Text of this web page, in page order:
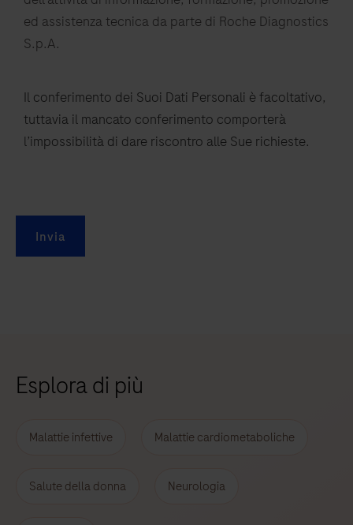
ed assistenza tecnica da parte di Roche Diagnostics
S.p.A.
Il conferimento dei Suoi Dati Personali è facoltativo,
tuttavia il mancato conferimento comporterà
l’impossibilità di dare riscontro alle Sue richieste.
Invia
Esplora di più
Malattie infettive Malattie cardiometaboliche
Salute della donna Neurologia